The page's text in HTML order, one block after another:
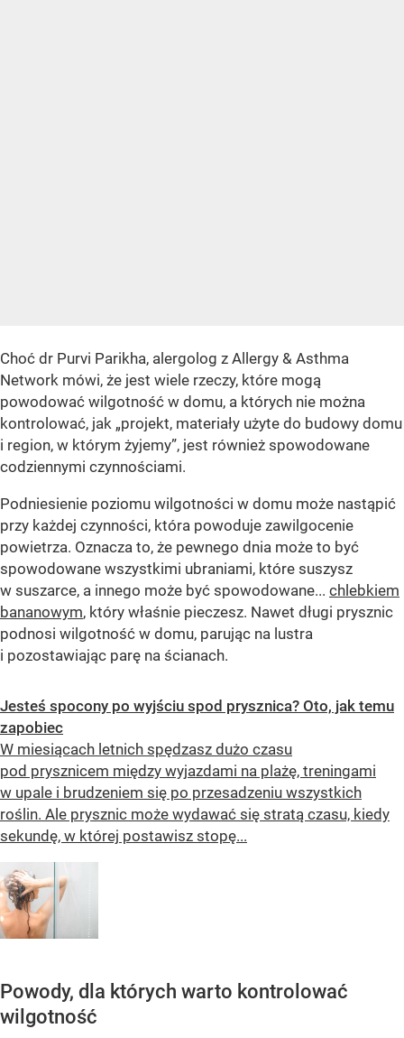
Choć dr Purvi Parikha, alergolog z Allergy & Asthma
Network mówi, że jest wiele rzeczy, które mogą
powodować wilgotność w domu, a których nie można
kontrolować, jak „projekt, materiały użyte do budowy domu
i region, w którym żyjemy”, jest również spowodowane
codziennymi czynnościami.
Podniesienie poziomu wilgotności w domu może nastąpić
przy każdej czynności, która powoduje zawilgocenie
powietrza. Oznacza to, że pewnego dnia może to być
spowodowane wszystkimi ubraniami, które suszysz
w suszarce, a innego może być spowodowane... chlebkiem
bananowym, który właśnie pieczesz. Nawet długi prysznic
podnosi wilgotność w domu, parując na lustra
i pozostawiając parę na ścianach.
Jesteś spocony po wyjściu spod prysznica? Oto, jak temu
zapobiec
W miesiącach letnich spędzasz dużo czasu
pod prysznicem między wyjazdami na plażę, treningami
w upale i brudzeniem się po przesadzeniu wszystkich
roślin. Ale prysznic może wydawać się stratą czasu, kiedy
sekundę, w której postawisz stopę...
Powody, dla których warto kontrolować
wilgotność